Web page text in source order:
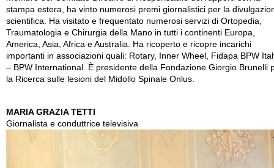
stampa estera, ha vinto numerosi premi giornalistici per la
scientifica. Ha visitato e frequentato numerosi servizi di Ortopedia,
Traumatologia e Chirurgia della Mano in tutti i continenti Europa,
America, Asia, Africa e Australia. Ha ricoperto e ricopre incarichi
importanti in associazioni quali: Rotary, Inner Wheel, Fidapa BPW
– BPW International. È presidente della Fondazione Giorgio Brunelli
la Ricerca sulle lesioni del Midollo Spinale Onlus.
MARIA GRAZIA TETTI
Giornalista e conduttrice televisiva